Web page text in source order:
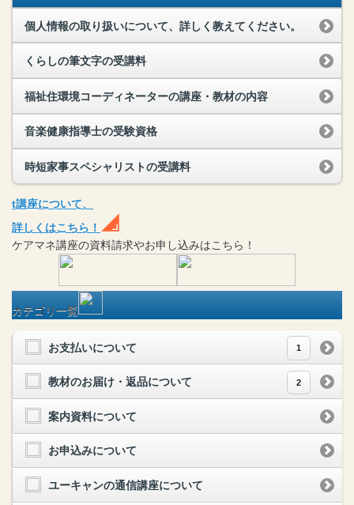
個人情報の取り扱いについて、詳しく教えてください。
くらしの筆文字の受講料
福祉住環境コーディネーターの講座・教材の内容
音楽健康指導士の受験資格
時短家事スペシャリストの受講料
t講座について、
詳しくはこちら！
ケアマネ講座の資料請求やお申し込みはこちら！
カテゴリ一覧
お支払いについて 1
教材のお届け・返品について 2
案内資料について
お申込みについて
ユーキャンの通信講座について